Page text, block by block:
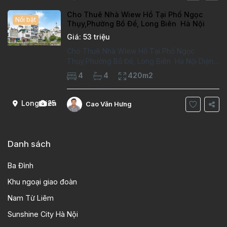
Long Biên
25
Nổi bật
Cho Thuê Nhà Wiew Hồ Tại Phố Ngọc
Thụy,Phường Bồ Đề, Long Biên Hà Nội
Giá: 53 triệu
Cho Thuê Nhà Wiew Hồ Tại Phố Ngọc
Thụy,Phường Bồ Đề, Long Biên Hà Nội Diện
tích đất: 60m². Diện tích xây dựng: 60m² x 7
tầng, 4 phòng ngủ,4 phòng tắm Tầng 1 Gara
Tầng 2 phong khách Tầng 3-1 phòng ngủ, 1
phòng
4 4 420m2
Cao Văn Hưng
Danh sách
Ba Đình
Khu ngoại giao đoàn
Nam Từ Liêm
Sunshine City Hà Nội